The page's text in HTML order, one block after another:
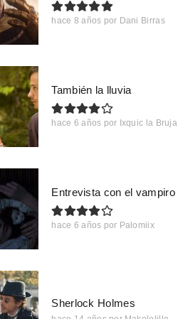
hace 8 años por Dani Birras
También la lluvia
hace 6 años por Ixquic la Bruja
Entrevista con el vampiro
hace 6 años por Palomiix
Sherlock Holmes